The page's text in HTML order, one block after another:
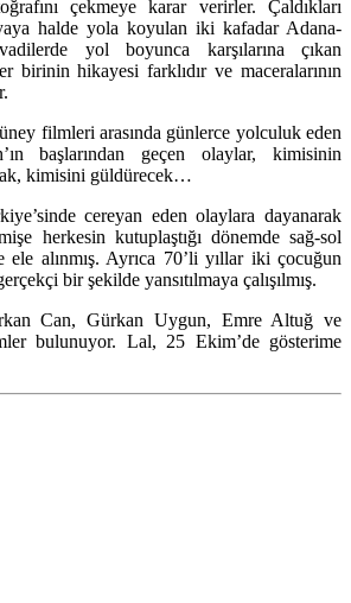
çekmeye karar verirler. Çaldıkları
halde yola koyulan iki kafadar Adana-
yol boyunca karşılarına çıkan
birinin hikayesi farklıdır ve maceralarının
filmleri arasında günlerce yolculuk eden
başlarından geçen olaylar, kimisinin
kimisini güldürecek…
cereyan eden olaylara dayanarak
herkesin kutuplaştığı dönemde sağ-sol
alınmış. Ayrıca 70’li yıllar iki çocuğun
bir şekilde yansıtılmaya çalışılmış.
Can, Gürkan Uygun, Emre Altuğ ve
bulunuyor. Lal, 25 Ekim’de gösterime